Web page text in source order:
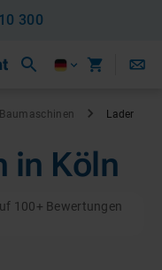
300
Baumaschinen Lader
in Köln
100+ Bewertungen